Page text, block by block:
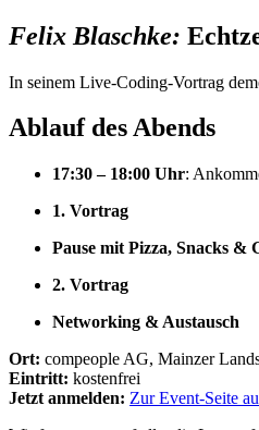
Felix Blaschke:
In seinem Live-Coding-Vortrag
Ablauf des Abends
17:30 – 18:00 Uhr:
1. Vortrag
Pause mit Pizza, Snacks &
2. Vortrag
Networking & Austausch
Ort: compeople AG, Mainzer
Eintritt: kostenfrei
Jetzt anmelden: Zur Event-Seite